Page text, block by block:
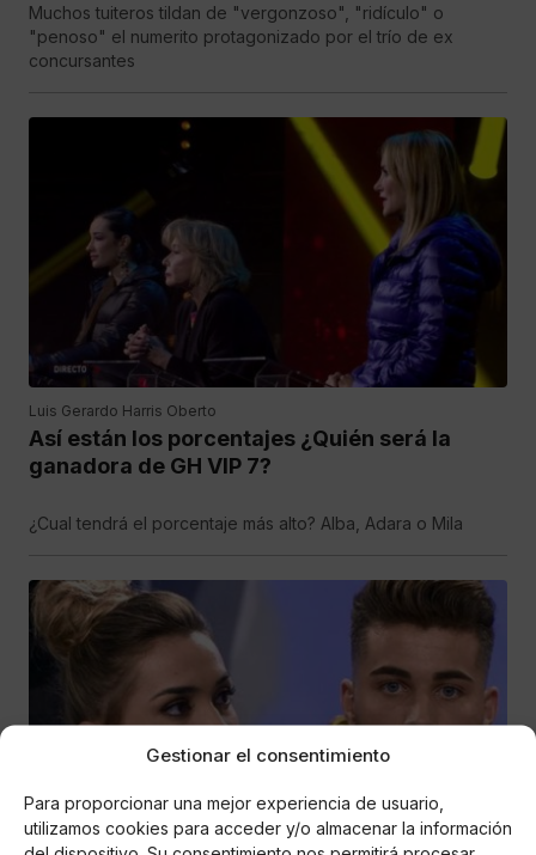
Gestionar el consentimiento
Para proporcionar una mejor experiencia de usuario,
utilizamos cookies para acceder y/o almacenar la información
Muchos tuiteros tildan de "vergonzoso", "ridículo" o
"penoso" el numerito protagonizado por el trío de ex
concursantes
Luis Gerardo Harris Oberto
Así están los porcentajes ¿Quién será la
ganadora de GH VIP 7?
¿Cual tendrá el porcentaje más alto? Alba, Adara o Mila